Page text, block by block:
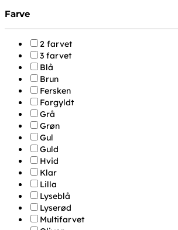
Farve
2 farvet
3 farvet
Blå
Brun
Fersken
Forgyldt
Grå
Grøn
Gul
Guld
Hvid
Klar
Lilla
Lyseblå
Lyserød
Multifarvet